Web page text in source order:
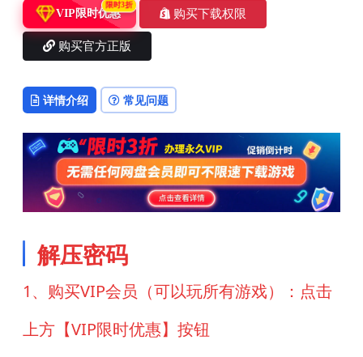
VIP限时优惠
限时3折
购买下载权限
购买官方正版
详情介绍 常见问题
解压密码
1、购买VIP会员（可以玩所有游戏）：点击
上方【VIP限时优惠】按钮